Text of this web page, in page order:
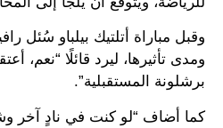
وقبل مباراة أتلتيك بيلباو سُئل
ومدى تأثيرها، ليرد قائلًا “نعم،
برشلونة المستقبلية”.
كما أضاف “لو كنت في نادٍ آخر